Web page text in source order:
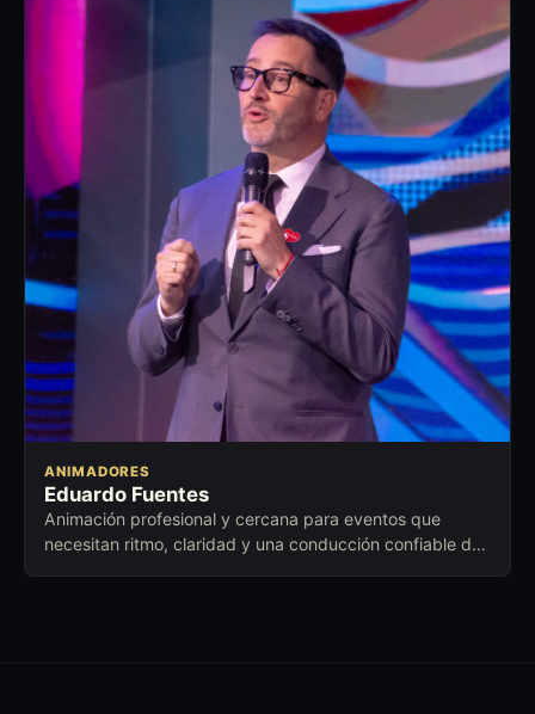
ANIMADORES
Eduardo Fuentes
Animación profesional y cercana para eventos que
necesitan ritmo, claridad y una conducción confiable de